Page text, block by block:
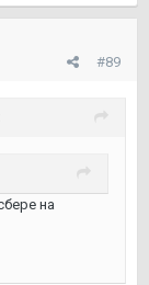
#89
на